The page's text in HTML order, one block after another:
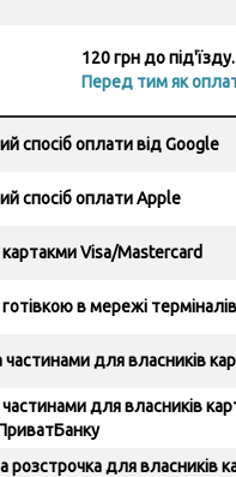
120 грн до
Перед тим як
спосіб оплати від Google
спосіб оплати Apple
Visa/Mastercard
в мережі
частинами для власників
для власників
розстрочка для власників